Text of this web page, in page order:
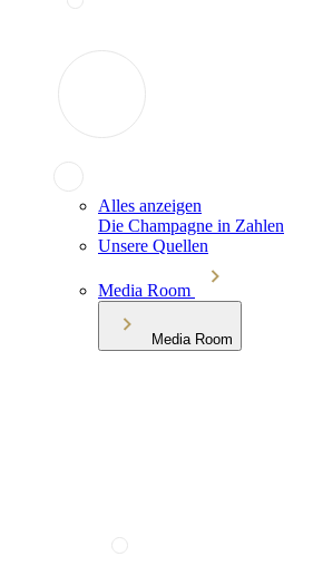
Alles anzeigen
Die Champagne in Zahlen
Unsere Quellen
Media Room
Media Room